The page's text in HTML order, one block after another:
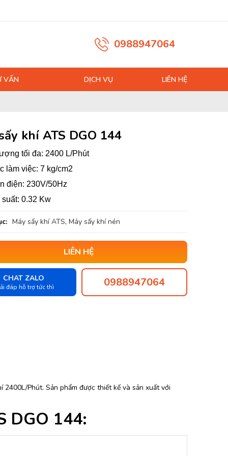
0988947064
VẤN DỊCH VỤ LIÊN HỆ
khí ATS DGO 144
tối đa: 2400 L/Phút
làm việc: 7 kg/cm2
điện: 230V/50Hz
0.32 Kw
Máy sấy khí ATS, Máy sấy khí nén
LIÊN HỆ
CHAT ZALO
đáp hỗ trợ tức thì 0988947064
Phút. Sản phẩm được thiết kế và sản xuất với
DGO 144: